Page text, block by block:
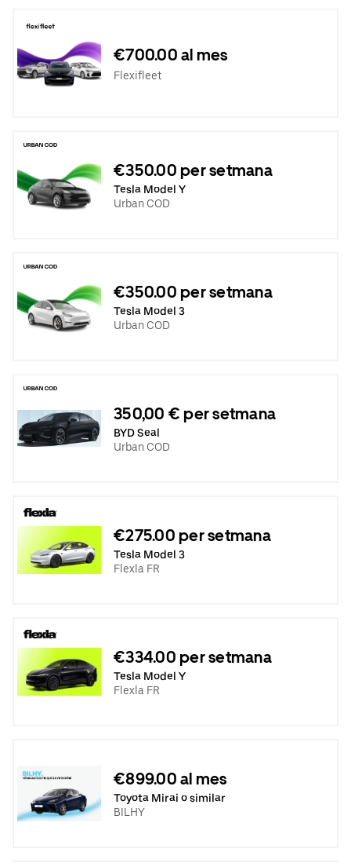
€700.00 al mes
Flexifleet
€350.00 per setmana
Tesla Model Y
Urban COD
€350.00 per setmana
Tesla Model 3
Urban COD
350,00 € per setmana
BYD Seal
Urban COD
€275.00 per setmana
Tesla Model 3
Flexla FR
€334.00 per setmana
Tesla Model Y
Flexla FR
€899.00 al mes
Toyota Mirai o similar
BILHY